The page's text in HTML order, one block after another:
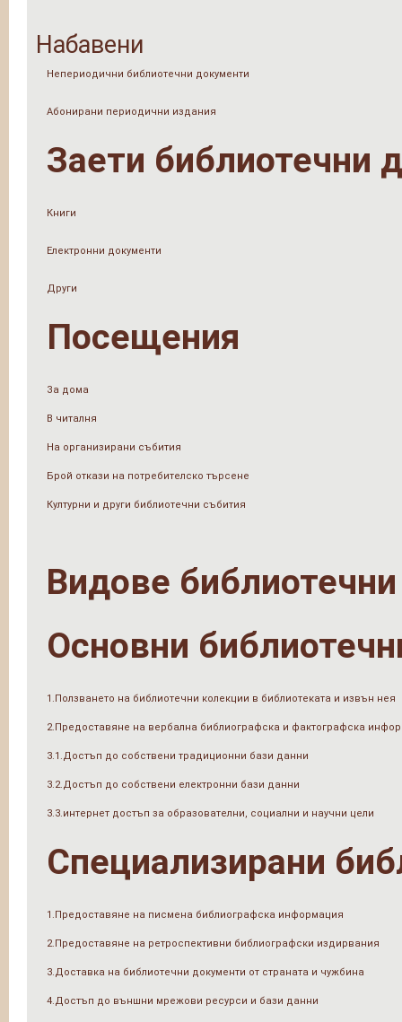
Набавени
Непериодични библиотечни документи
Абонирани периодични издания
Заети библиотечни
Книги
Електронни документи
Други
Посещения
За дома
В читалня
На организирани събития
Брой откази на потребителско търсене
Културни и други библиотечни събития
Видове библиотечни
Основни
1.Ползването на библиотечни колекции в библиотеката и извън нея
2.Предоставяне на вербална библиографска и фактографска
3.1.Достъп до собствени традиционни бази данни
3.2.Достъп до собствени електронни бази данни
3.3.интернет достъп за образователни, социални и научни цели
Специализирани
1.Предоставяне на писмена библиографска информация
2.Предоставяне на ретроспективни библиографски издирвания
3.Доставка на библиотечни документи от страната и чужбина
4.Достъп до външни мрежови ресурси и бази данни